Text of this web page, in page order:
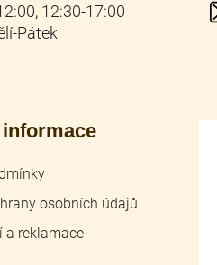
osobních údajů
a reklamace